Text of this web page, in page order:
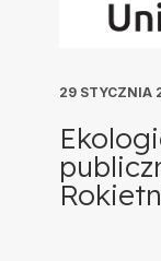
29 STYCZNIA